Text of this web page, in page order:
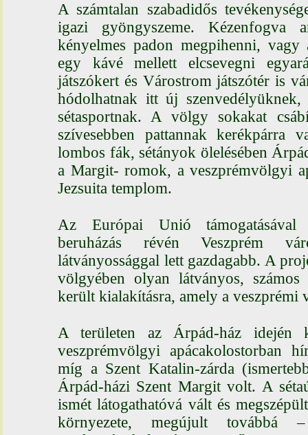
A számtalan szabadidős
igazi gyöngyszeme. Kézenfogva
kényelmes padon megpihenni, vagy
egy kávé mellett elcsevegni
játszókert és Várostrom játszótér is
hódolhatnak itt új
sétasportnak. A völgy sokakat
szívesebben pattannak kerékpárra
lombos fák, sétányok ölelésében
a Margit- romok, a veszprémvölgyi
Jezsuita templom.
Az Európai Unió támogatásával
beruházás révén Veszprém
látványossággal lett gazdagabb. A
völgyében olyan látványos,
került kialakításra, amely a veszprémi
A területen az Árpád-ház
veszprémvölgyi apácakolostorban
míg a Szent Katalin-zárda
Árpád-házi Szent Margit volt. A
ismét látogathatóvá vált és
környezete, megújult